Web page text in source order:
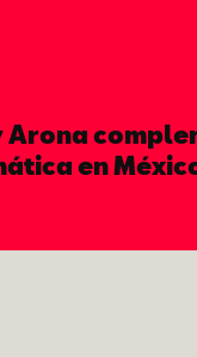
Arona
en